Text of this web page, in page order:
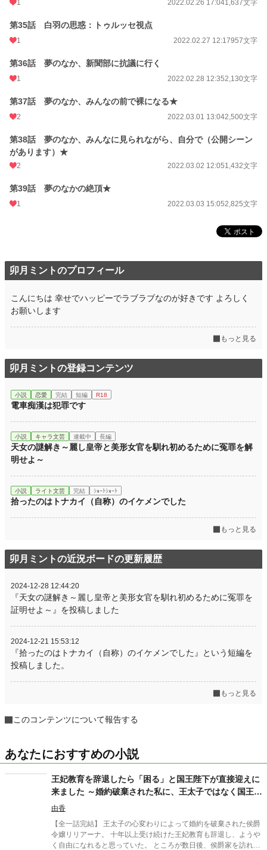
1 2022.02.26 17:041,637文字
第35話 白羽の思惑：トゥルッセ視点
1 2022.02.27 12:17957文字
第36話 夢のなか、新聞部に抗議に行く
1 2022.02.28 12:352,130文字
第37話 夢のなか、みんなの前で裸になる★
2 2022.03.01 13:042,500文字
第38話 夢のなか、みんなに見られながら、自分で（公開シーン
があります）★
2 2022.03.02 12:051,432文字
第39話 夢のなかの絶頂★
1 2022.03.03 15:052,825文字
卯月ミントのプロフィール
こんにちは 幸せでハッピーでラブラブなのが好きです よろしく
お願いします
もっと見る
卯月ミントの登録コンテンツ
小説 恋愛 完結 短編 R18
電車痴漢は犯罪です
小説 キャラ文芸 連載中 長編
天女の謎解き～麗し皇帝と美形女官を馴れ初めるために冤罪を解
明せよ～
小説 ライト文芸 完結 ｼｮｰﾄｼｮｰﾄ
拾ったのはトナカイ（自称）のイケメンでした
もっと見る
卯月ミントの近況ボードの更新履歴
2024-12-28 12:44:20
『天女の謎解き～麗し皇帝と美形女官を馴れ初めるために冤罪を
証明せよ～』を投稿しました
2024-12-21 15:53:12
『拾ったのはトナカイ（自称）のイケメンでした』という短編を
投稿しました。
もっと見る
このコンテンツについて報告する
あなたにおすすめの小説
王妃教育を辞退したら「困る」と国王陛下が直接迎えに
来ました ～婚約破棄された私に、王太子ではなく国王陛
下が求婚してきます〜
由香
【全一話完結】 王太子の心変わりによって婚約を破棄された侯爵
令嬢リリアーナ。 十年以上受け続けた王妃教育も辞退し、ようや
く自由になれると思っていた。 ところが数日後、侯爵家を訪れた